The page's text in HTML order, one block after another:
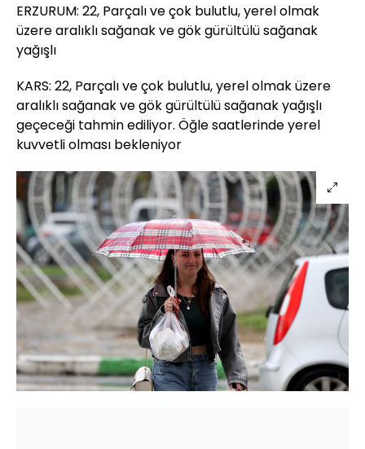
ERZURUM: 22, Parçalı ve çok bulutlu, yerel olmak
üzere aralıklı sağanak ve gök gürültülü sağanak
yağışlı
KARS: 22, Parçalı ve çok bulutlu, yerel olmak üzere
aralıklı sağanak ve gök gürültülü sağanak yağışlı
geçeceği tahmin ediliyor. Öğle saatlerinde yerel
kuvvetli olması bekleniyor